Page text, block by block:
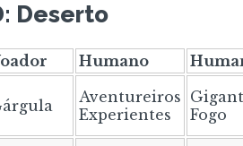
Deserto
Humano
Aventureiros
Experientes
Fogo